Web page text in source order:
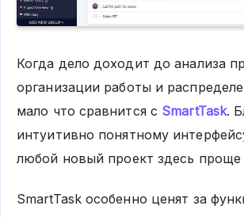
Когда дело доходит до анализа
организации работы и
мало что сравнится с SmartTask.
интуитивно понятному
любой новый проект здесь проще
SmartTask особенно ценят за